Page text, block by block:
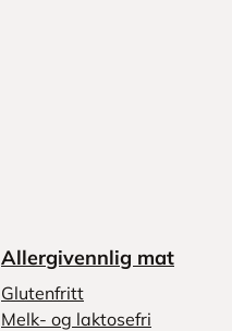
Allergivennlig mat
Glutenfritt
Melk- og laktosefri